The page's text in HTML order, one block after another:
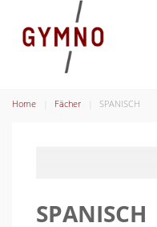
Home Fächer SPANISCH
SPANISCH